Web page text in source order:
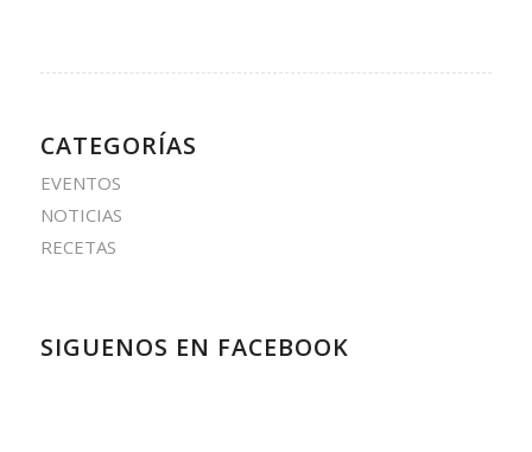
CATEGORÍAS
EVENTOS
NOTICIAS
RECETAS
SIGUENOS EN FACEBOOK